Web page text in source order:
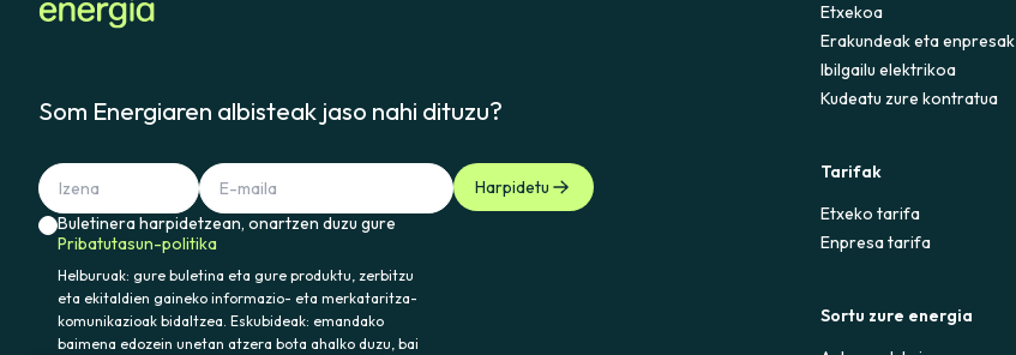
Som Energiaren albisteak jaso nahi dituzu?
Harpidetu
Buletinera harpidetzean, onartzen duzu gure
Pribatutasun-politika
Helburuak: gure buletina eta gure produktu, zerbitzu
eta ekitaldien gaineko informazio- eta merkataritza-
komunikazioak bidaltzea. Eskubideak: emandako
baimena edozein unetan atzera bota ahalko duzu, bai
Etxekoa
Erakundeak eta enpresak
Ibilgailu elektrikoa
Kudeatu zure kontratua
Tarifak
Etxeko tarifa
Enpresa tarifa
Sortu zure energia